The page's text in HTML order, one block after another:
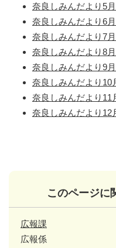
奈良しみんだより5
奈良しみんだより6
奈良しみんだより7
奈良しみんだより8
奈良しみんだより9
奈良しみんだより10
奈良しみんだより11
奈良しみんだより12
このページに
広報課
広報係